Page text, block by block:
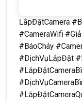
LắpĐặtCamera
#CameraWifi
#BáoCháy
#DịchVụLắpĐặt